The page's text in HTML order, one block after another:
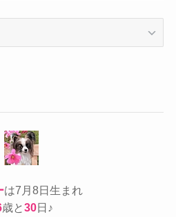
は7月8日生まれ
歳と30日♪